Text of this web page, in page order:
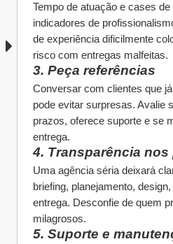
Tempo de atuação e cases
indicadores de
de experiência dificilmente
risco com entregas malfeitas.
3. Peça referências
Conversar com clientes que
pode evitar surpresas. Avalie
prazos, oferece suporte e se
entrega.
4. Transparência
Uma agência séria deixará
briefing, planejamento,
entrega. Desconfie de quem
milagrosos.
5. Suporte e